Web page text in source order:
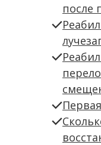
после